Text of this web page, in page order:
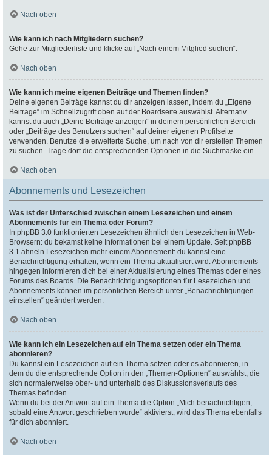
Nach oben
Wie kann ich nach Mitgliedern suchen?
Gehe zur Mitgliederliste und klicke auf „Nach einem Mitglied suchen“.
Nach oben
Wie kann ich meine eigenen Beiträge und Themen finden?
Deine eigenen Beiträge kannst du dir anzeigen lassen, indem du „Eigene
Beiträge“ im Schnellzugriff oben auf der Boardseite auswählst. Alternativ
kannst du auch „Deine Beiträge anzeigen“ in deinem persönlichen Bereich
oder „Beiträge des Benutzers suchen“ auf deiner eigenen Profilseite
verwenden. Benutze die erweiterte Suche, um nach von dir erstellen Themen
zu suchen. Trage dort die entsprechenden Optionen in die Suchmaske ein.
Nach oben
Abonnements und Lesezeichen
Was ist der Unterschied zwischen einem Lesezeichen und einem
Abonnements für ein Thema oder Forum?
In phpBB 3.0 funktionierten Lesezeichen ähnlich den Lesezeichen in Web-
Browsern: du bekamst keine Informationen bei einem Update. Seit phpBB
3.1 ähneln Lesezeichen mehr einem Abonnement: du kannst eine
Benachrichtigung erhalten, wenn ein Thema aktualisiert wird. Abonnements
hingegen informieren dich bei einer Aktualisierung eines Themas oder eines
Forums des Boards. Die Benachrichtigungsoptionen für Lesezeichen und
Abonnements können im persönlichen Bereich unter „Benachrichtigungen
einstellen“ geändert werden.
Nach oben
Wie kann ich ein Lesezeichen auf ein Thema setzen oder ein Thema
abonnieren?
Du kannst ein Lesezeichen auf ein Thema setzen oder es abonnieren, in
dem du die entsprechende Option in den „Themen-Optionen“ auswählst, die
sich normalerweise ober- und unterhalb des Diskussionsverlaufs des
Themas befinden.
Wenn du bei der Antwort auf ein Thema die Option „Mich benachrichtigen,
sobald eine Antwort geschrieben wurde“ aktivierst, wird das Thema ebenfalls
für dich abonniert.
Nach oben